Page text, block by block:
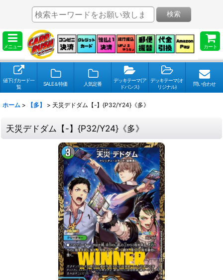
メニュー カート
検索
値下げカード一
覧
SALE＆特価 人気定番
デッキテーマ(ア
ドバンス)
デッキテーマ(オ
リジナル)
問い合わせ
ホーム > 【多】 > 天災デドダム【-】{P32/Y24}《多》
天災デドダム【-】{P32/Y24}《多》